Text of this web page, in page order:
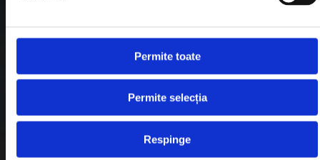
Permite toate
Permite selecția
Respinge
Politica de Confidentialitate
Link-uri rapide